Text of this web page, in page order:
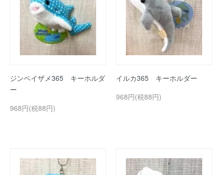
ジンベイザメ365 キーホルダ
ー
968円(税88円)
イルカ365 キーホルダー
968円(税88円)